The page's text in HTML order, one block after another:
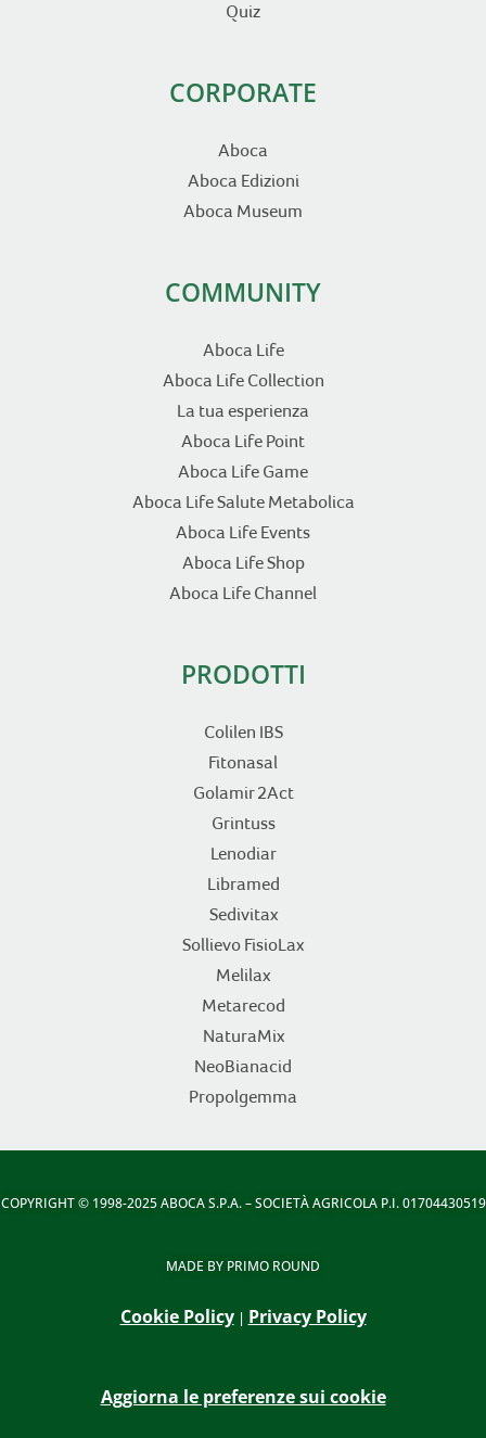
Quiz
CORPORATE
Aboca
Aboca Edizioni
Aboca Museum
COMMUNITY
Aboca Life
Aboca Life Collection
La tua esperienza
Aboca Life Point
Aboca Life Game
Aboca Life Salute Metabolica
Aboca Life Events
Aboca Life Shop
Aboca Life Channel
PRODOTTI
Colilen IBS
Fitonasal
Golamir 2Act
Grintuss
Lenodiar
Libramed
Sedivitax
Sollievo FisioLax
Melilax
Metarecod
NaturaMix
NeoBianacid
Propolgemma
COPYRIGHT© 1998-2025 ABOCA S.P.A. – SOCIETÀ AGRICOLA P.I. 01704430519
MADE BY PRIMO ROUND
Cookie Policy| Privacy Policy
Aggiorna le preferenze sui cookie